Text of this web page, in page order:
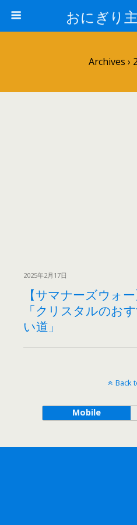
おにぎり
Archives ›
2025年2月17日
【サマナーズウォ
「クリスタルのお
い道」
Back
Mobile